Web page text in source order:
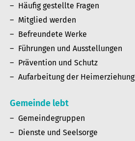
Häufig gestellte Fragen
Mitglied werden
Befreundete Werke
Führungen und Ausstellungen
Prävention und Schutz
Aufarbeitung der Heimerziehung
Gemeinde lebt
Gemeindegruppen
Dienste und Seelsorge